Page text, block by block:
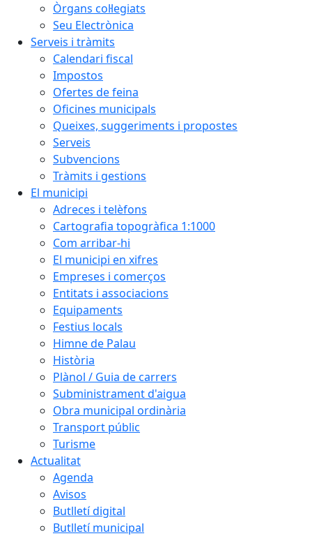
Òrgans col·legiats
Seu Electrònica
Serveis i tràmits
Calendari fiscal
Impostos
Ofertes de feina
Oficines municipals
Queixes, suggeriments i propostes
Serveis
Subvencions
Tràmits i gestions
El municipi
Adreces i telèfons
Cartografia topogràfica 1:1000
Com arribar-hi
El municipi en xifres
Empreses i comerços
Entitats i associacions
Equipaments
Festius locals
Himne de Palau
Història
Plànol / Guia de carrers
Subministrament d'aigua
Obra municipal ordinària
Transport públic
Turisme
Actualitat
Agenda
Avisos
Butlletí digital
Butlletí municipal